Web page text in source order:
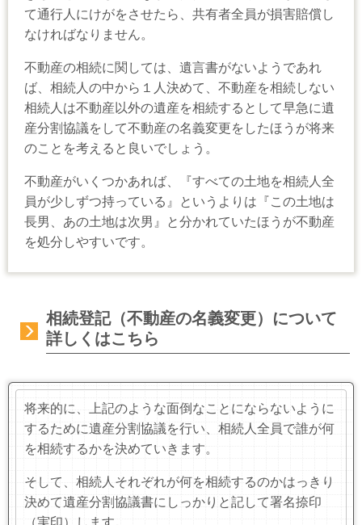
て通行人にけがをさせたら、共有者全員が損害賠償し
なければなりません。
不動産の相続に関しては、遺言書がないようであれ
ば、相続人の中から１人決めて、不動産を相続しない
相続人は不動産以外の遺産を相続するとして早急に遺
産分割協議をして不動産の名義変更をしたほうが将来
のことを考えると良いでしょう。
不動産がいくつかあれば、『すべての土地を相続人全
員が少しずつ持っている』というよりは『この土地は
長男、あの土地は次男』と分かれていたほうが不動産
を処分しやすいです。
相続登記（不動産の名義変更）について
詳しくはこちら
将来的に、上記のような面倒なことにならないように
するために遺産分割協議を行い、相続人全員で誰が何
を相続するかを決めていきます。
そして、相続人それぞれが何を相続するのかはっきり
決めて遺産分割協議書にしっかりと記して署名捺印
（実印）します。